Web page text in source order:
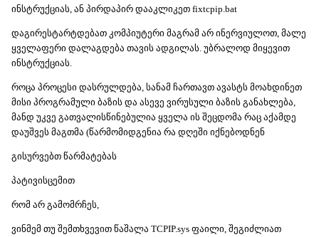
ინსტრუქციას, ან პირდაპირ დააკლიკეთ fixtcpip.bat
დაგირესტარტდებათ კომპიუტერი მაგრამ არ ინერვიულოთ, მალე
ყველაფერი დალაგდება თავის ადგილას. უბრალოდ მიყევით
ინსტრუქციას.
როცა პროცესი დასრულდება, სანამ ჩართავთ ავასტს მოახდინეთ
მისი პროგრამული ბაზის და ასევე ვირუსული ბაზის განახლება,
მანდ უკვე გათვალისწინებულია ყველა ის შეცდომა რაც აქამდე
დაუშვეს მაგთმა (წარმომიდგენია რა დღეში იქნებოდნენ
გისურვებთ წარმატებას
პატივისცემით
რომ არ გამომრჩეს,
ვინმემ თუ შემთხვევით წაშალა TCPIP.sys ფაილი, შეგიძლიათ